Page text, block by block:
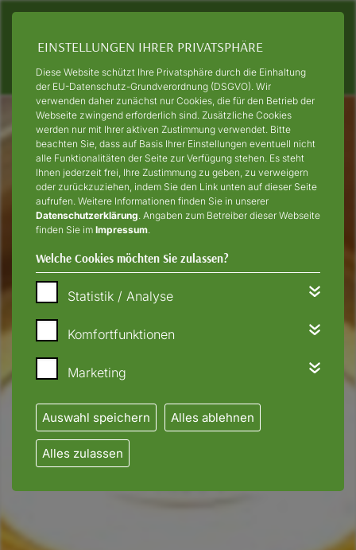
EINSTELLUNGEN IHRER PRIVATSPHÄRE
Diese Website schützt Ihre Privatsphäre durch die Einhaltung
der EU-Datenschutz-Grundverordnung (DSGVO). Wir
verwenden daher zunächst nur Cookies, die für den Betrieb der
Webseite zwingend erforderlich sind. Zusätzliche Cookies
werden nur mit Ihrer aktiven Zustimmung verwendet. Bitte
beachten Sie, dass auf Basis Ihrer Einstellungen eventuell nicht
alle Funktionalitäten der Seite zur Verfügung stehen. Es steht
Ihnen jederzeit frei, Ihre Zustimmung zu geben, zu verweigern
oder zurückzuziehen, indem Sie den Link unten auf dieser Seite
aufrufen. Weitere Informationen finden Sie in unserer
Datenschutzerklärung. Angaben zum Betreiber dieser Webseite
finden Sie im Impressum.
Welche Cookies möchten Sie zulassen?
Statistik / Analyse
Komfortfunktionen
Marketing
Auswahl speichern Alles ablehnen
Alles zulassen